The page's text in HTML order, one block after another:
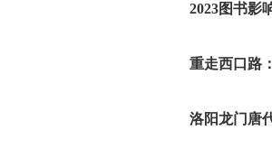
2023图书影
重走西口路
洛阳龙门唐